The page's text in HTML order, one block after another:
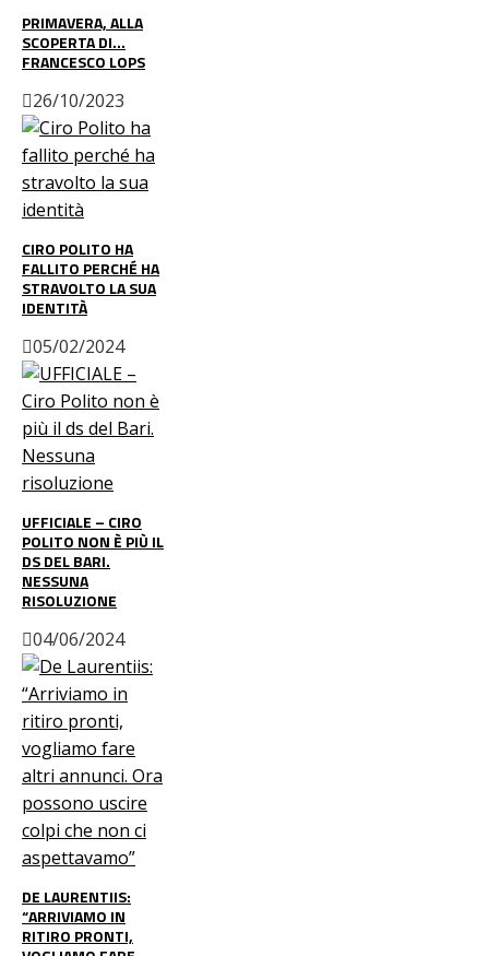
PRIMAVERA, ALLA
SCOPERTA DI…
FRANCESCO LOPS
26/10/2023
CIRO POLITO HA
FALLITO PERCHÉ HA
STRAVOLTO LA SUA
IDENTITÀ
05/02/2024
UFFICIALE – CIRO
POLITO NON È PIÙ IL
DS DEL BARI.
NESSUNA
RISOLUZIONE
04/06/2024
DE LAURENTIIS:
“ARRIVIAMO IN
RITIRO PRONTI,